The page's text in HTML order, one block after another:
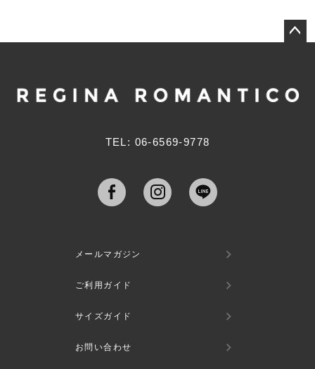
へ
TEL: 06-6569-9778
メールマガジン
ご利用ガイド
サイズガイド
お問い合わせ